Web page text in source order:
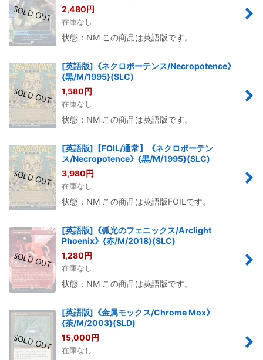
2,480円
在庫なし
状態：NM この商品は英語版です。
[英語版]《ネクロポーテンス/Necropotence》
{黒/M/1995}(SLC)
1,580円
在庫なし
状態：NM この商品は英語版です。
[英語版]【FOIL/通常】《ネクロポーテン
ス/Necropotence》{黒/M/1995}(SLC)
3,980円
在庫なし
状態：NM この商品は英語版FOILです。
[英語版]《弧光のフェニックス/Arclight
Phoenix》{赤/M/2018}(SLC)
1,280円
在庫なし
状態：NM この商品は英語版です。
[英語版]《金属モックス/Chrome Mox》
{茶/M/2003}(SLD)
15,000円
在庫なし